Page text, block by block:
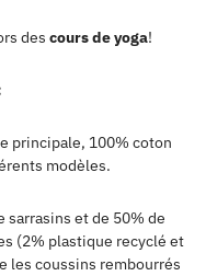
des cours de yoga!
principale, 100% coton
modèles.
sarrasins et de 50% de
(2% plastique recyclé et
les coussins rembourrés